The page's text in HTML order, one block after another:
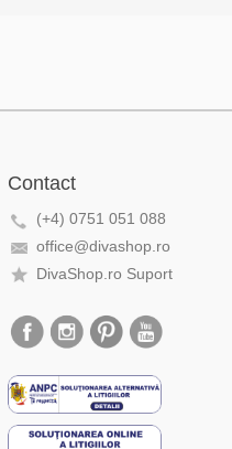
Contact
(+4) 0751 051 088
office@divashop.ro
DivaShop.ro Suport